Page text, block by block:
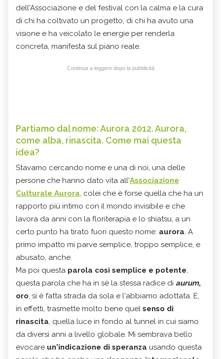
dell'Associazione e del festival con la calma e la cura
di chi ha coltivato un progetto, di chi ha avuto una
visione e ha veicolato le energie per renderla
concreta, manifesta sul piano reale.
Continua a leggere dopo la pubblicità
Partiamo dal nome: Aurora 2012. Aurora,
come alba, rinascita. Come mai questa
idea?
Stavamo cercando nome e una di noi, una delle
persone che hanno dato vita all'Associazione
Culturale Aurora, colei che è forse quella che ha un
rapporto più intimo con il mondo invisibile e che
lavora da anni con la floriterapia e lo shiatsu, a un
certo punto ha tirato fuori questo nome: aurora. A
primo impatto mi parve semplice, troppo semplice, e
abusato, anche.
Ma poi questa parola così semplice e potente,
questa parola che ha in sé la stessa radice di aurum,
oro, si è fatta strada da sola e l'abbiamo adottata. E,
in effetti, trasmette molto bene quel senso di
rinascita, quella luce in fondo al tunnel in cui siamo
da diversi anni a livello globale. Mi sembrava bello
evocare un'indicazione di speranza usando questa